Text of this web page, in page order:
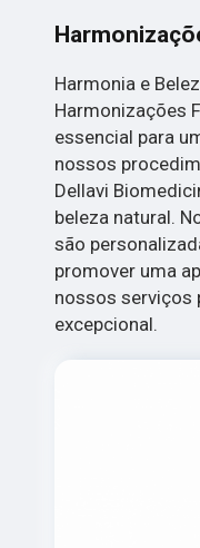
Harmonia e
Harmonizações
essencial para
nossos
Dellavi
beleza natural.
são
promover uma
nossos serviços
excepcional.